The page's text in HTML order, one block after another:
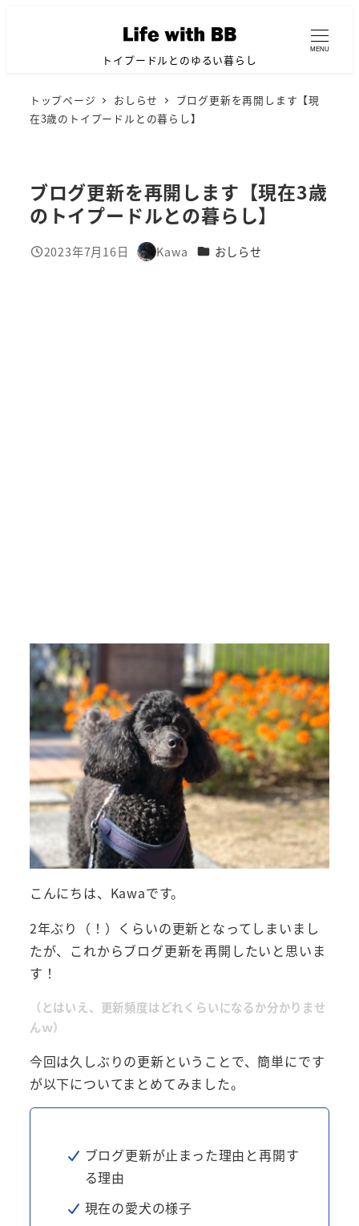
トイプードルとのゆるい暮らし
MENU
トップページ おしらせ
ブログ更新を再開します【現
在3歳のトイプードルとの暮らし】
ブログ更新を再開します【現在3歳
のトイプードルとの暮らし】
投稿日
2023年7月16日
著
Kawa カテゴリー
おしらせ
こんにちは、Kawaです。
2年ぶり（！）くらいの更新となってしまいまし
たが、これからブログ更新を再開したいと思いま
す！
（とはいえ、更新頻度はどれくらいになるか分かりませ
んｗ）
今回は久しぶりの更新ということで、簡単にです
が以下についてまとめてみました。
ブログ更新が止まった理由と再開す
る理由
現在の愛犬の様子